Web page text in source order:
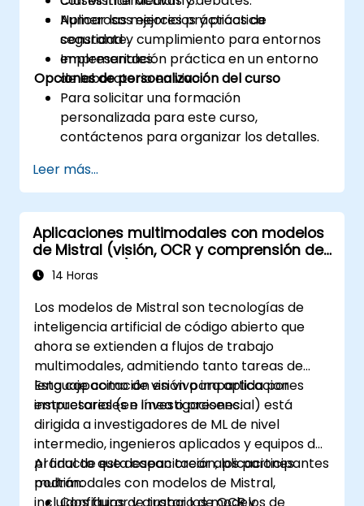
Aplicar las mejores prácticas de
seguridad y cumplimiento para entornos
empresariales.
Numerosos ejercicios y práctica
constante.
Implementación práctica en un entorno
de laboratorio en vivo.
Opciones de personalización del curso
Para solicitar una formación
personalizada para este curso,
contáctenos para organizar los detalles.
Leer más...
Aplicaciones multimodales con modelos
de Mistral (visión, OCR y comprensión de
documentos)
14 Horas
Los modelos de Mistral son tecnologías de
inteligencia artificial de código abierto que
ahora se extienden a flujos de trabajo
multimodales, admitiendo tanto tareas de
lenguaje como de visión para aplicaciones
empresariales e investigaciones.
Esta capacitación en vivo impartida por
instructores (en línea o presencial) está
dirigida a investigadores de ML de nivel
intermedio, ingenieros aplicados y equipos de
producto que desean crear aplicaciones
multimodales con modelos de Mistral,
incluidos flujos de trabajo de OCR y
Al final de esta capacitación, los participantes
podrán:
Configurar y ajustar los modelos de